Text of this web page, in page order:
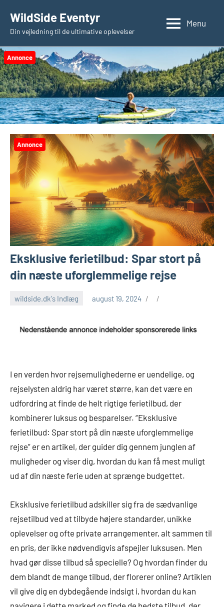
indhold
WildSide Eventyr
Din vejledning til de ultimative oplevelser
Menu
Annonce
Annonce
Eksklusive ferietilbud: Spar stort på
din næste uforglemmelige rejse
wildside.dk's Indlæg august 19, 2024
I en verden hvor rejsemulighederne er uendelige, og
rejselysten aldrig har været større, kan det være en
udfordring at finde de helt rigtige ferietilbud, der
kombinerer luksus og besparelser. “Eksklusive
ferietilbud: Spar stort på din næste uforglemmelige
rejse” er en artikel, der guider dig gennem junglen af
muligheder og viser dig, hvordan du kan få mest muligt
ud af din næste ferie uden at sprænge budgettet.
Eksklusive ferietilbud adskiller sig fra de sædvanlige
rejsetilbud ved at tilbyde højere standarder, unikke
oplevelser og ofte private arrangementer, alt sammen til
en pris, der ikke nødvendigvis afspejler luksusen. Men
hvad gør disse tilbud så specielle? Og hvordan finder du
dem blandt de mange tilbud, der florerer online? Artiklen
vil give dig en dybdegående indsigt i, hvordan du kan